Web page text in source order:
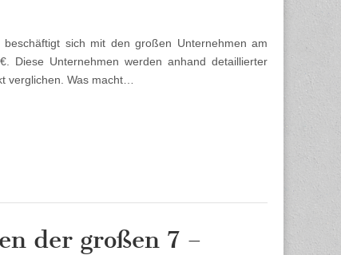
sich mit den großen Unternehmen am
Diese Unternehmen werden anhand detaillierter
verglichen. Was macht…
der großen 7 –